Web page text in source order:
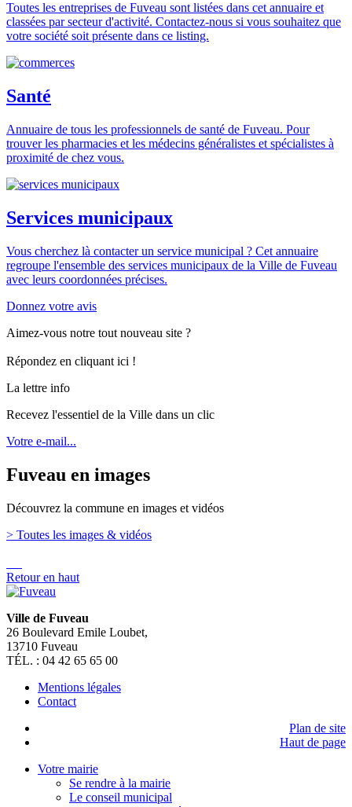
Toutes les entreprises de Fuveau sont listées dans cet annuaire et
classées par secteur d'activité. Contactez-nous si vous souhaitez que
votre société soit présente dans ce listing.
Santé
Annuaire de tous les professionnels de santé de Fuveau. Pour
trouver les pharmacies et les médecins généralistes et spécialistes à
proximité de chez vous.
Services municipaux
Vous cherchez là contacter un service municipal ? Cet annuaire
regroupe l'ensemble des services municipaux de la Ville de Fuveau
avec leurs coordonnées précises.
Donnez votre avis
Aimez-vous notre tout nouveau site ?
Répondez en cliquant ici !
La lettre info
Recevez l'essentiel de la Ville dans un clic
Votre e-mail...
Fuveau en images
Découvrez la commune en images et vidéos
> Toutes les images & vidéos
Retour en haut
Ville de Fuveau
26 Boulevard Emile Loubet,
13710 Fuveau
TÉL. : 04 42 65 65 00
Mentions légales
Contact
Plan de site
Haut de page
Votre mairie
Se rendre à la mairie
Le conseil municipal